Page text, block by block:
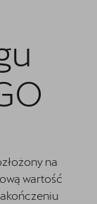
na
wartość